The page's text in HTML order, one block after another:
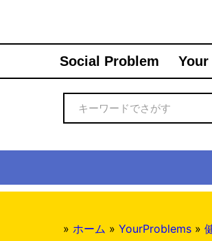
Social Problem
» ホーム » YourProblems »